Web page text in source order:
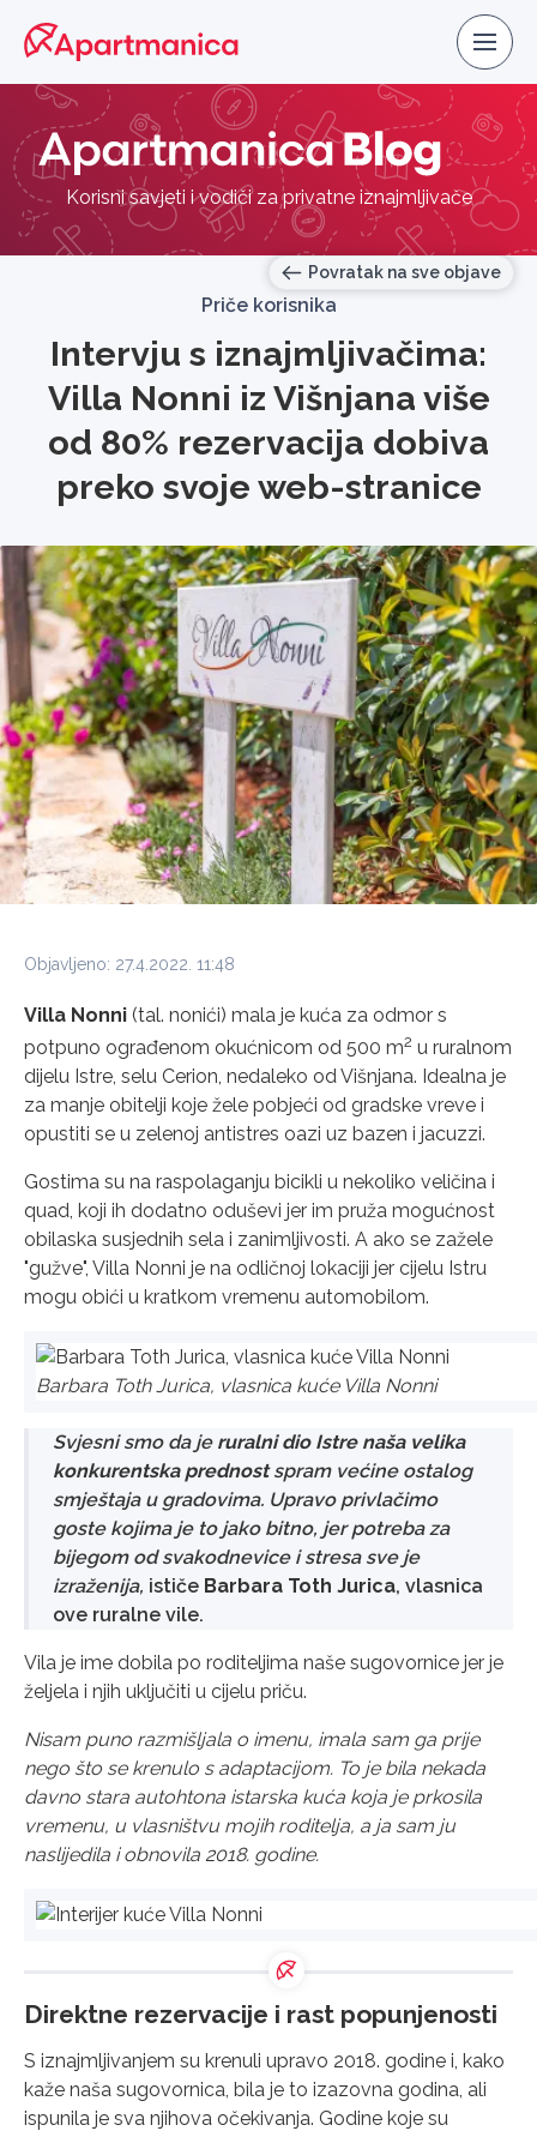
Korisni savjeti i vodiči za privatne iznajmljivače
Povratak na sve objave
Priče korisnika
Intervju s iznajmljivačima:
Villa Nonni iz Višnjana više
od 80% rezervacija dobiva
preko svoje web-stranice
Objavljeno: 27.4.2022. 11:48
Villa Nonni (tal. nonići) mala je kuća za odmor s
potpuno ograđenom okućnicom od 500 m2 u ruralnom
dijelu Istre, selu Cerion, nedaleko od Višnjana. Idealna je
za manje obitelji koje žele pobjeći od gradske vreve i
opustiti se u zelenoj antistres oazi uz bazen i jacuzzi.
Gostima su na raspolaganju bicikli u nekoliko veličina i
quad, koji ih dodatno oduševi jer im pruža mogućnost
obilaska susjednih sela i zanimljivosti. A ako se zažele
"gužve", Villa Nonni je na odličnoj lokaciji jer cijelu Istru
mogu obići u kratkom vremenu automobilom.
Barbara Toth Jurica, vlasnica kuće Villa Nonni
Svjesni smo da je ruralni dio Istre naša velika
konkurentska prednostspram većine ostalog
smještaja u gradovima. Upravo privlačimo
goste kojima je to jako bitno, jer potreba za
bijegom od svakodnevice i stresa sve je
izraženija, ističe Barbara Toth Jurica, vlasnica
ove ruralne vile.
Vila je ime dobila po roditeljima naše sugovornice jer je
željela i njih uključiti u cijelu priču.
Nisam puno razmišljala o imenu, imala sam ga prije
nego što se krenulo s adaptacijom. To je bila nekada
davno stara autohtona istarska kuća koja je prkosila
vremenu, u vlasništvu mojih roditelja, a ja sam ju
naslijedila i obnovila 2018. godine.
Direktne rezervacije i rast popunjenosti
S iznajmljivanjem su krenuli upravo 2018. godine i, kako
kaže naša sugovornica, bila je to izazovna godina, ali
ispunila je sva njihova očekivanja. Godine koje su